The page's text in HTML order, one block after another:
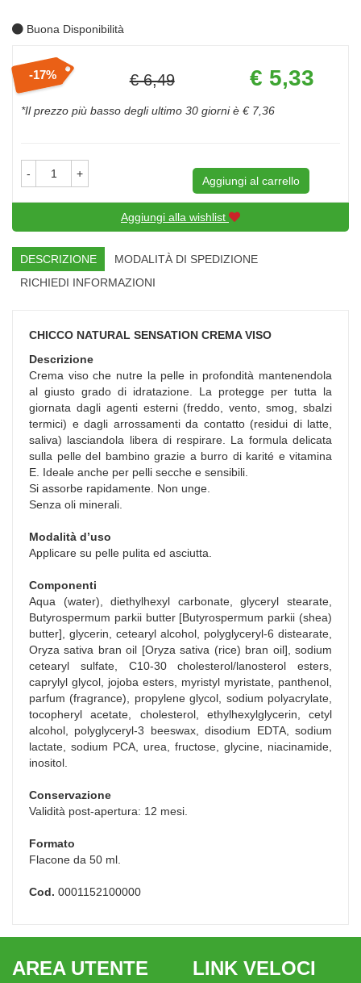
Buona Disponibilità
Sconto
del
17% € 6,49
Prezzo
scontato
€ 5,33
*Il prezzo più basso degli ultimo 30 giorni è € 7,36
- +
Aggiungi al carrello
Aggiungi alla wishlist
DESCRIZIONE
MODALITÀ DI SPEDIZIONE
RICHIEDI INFORMAZIONI
CHICCO NATURAL SENSATION CREMA VISO
Descrizione
Crema viso che nutre la pelle in profondità mantenendola
al giusto grado di idratazione. La protegge per tutta la
giornata dagli agenti esterni (freddo, vento, smog, sbalzi
termici) e dagli arrossamenti da contatto (residui di latte,
saliva) lasciandola libera di respirare. La formula delicata
sulla pelle del bambino grazie a burro di karité e vitamina
E. Ideale anche per pelli secche e sensibili.
Si assorbe rapidamente. Non unge.
Senza oli minerali.
Modalità d’uso
Applicare su pelle pulita ed asciutta.
Componenti
Aqua (water), diethylhexyl carbonate, glyceryl stearate,
Butyrospermum parkii butter [Butyrospermum parkii (shea)
butter], glycerin, cetearyl alcohol, polyglyceryl-6 distearate,
Oryza sativa bran oil [Oryza sativa (rice) bran oil], sodium
cetearyl sulfate, C10-30 cholesterol/lanosterol esters,
caprylyl glycol, jojoba esters, myristyl myristate, panthenol,
parfum (fragrance), propylene glycol, sodium polyacrylate,
tocopheryl acetate, cholesterol, ethylhexylglycerin, cetyl
alcohol, polyglyceryl-3 beeswax, disodium EDTA, sodium
lactate, sodium PCA, urea, fructose, glycine, niacinamide,
inositol.
Conservazione
Validità post-apertura: 12 mesi.
Formato
Flacone da 50 ml.
Cod. 0001152100000
AREA UTENTE LINK VELOCI